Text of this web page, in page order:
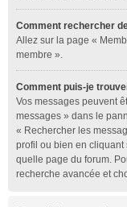
Comment rechercher
Allez sur la page «
membre ».
Comment puis-je
Vos messages peuvent
messages » dans le
« Rechercher les
profil ou bien en cliquant
quelle page du forum.
recherche avancée et